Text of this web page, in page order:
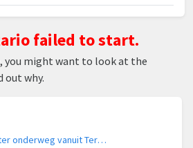
failed to start.
you might want to look at the
out why.
Ambulancehelikopter onderweg vanuit Terschelling Heliport